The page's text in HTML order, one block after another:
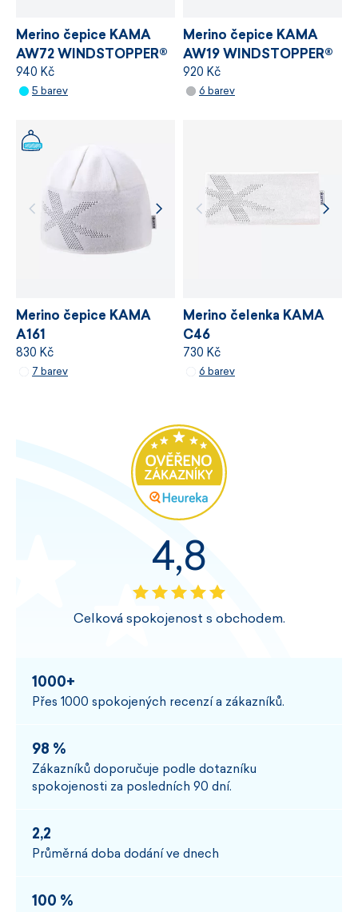
Merino čepice KAMA
AW72 WINDSTOPPER®
940 Kč
5 barev
Merino čepice KAMA
AW19 WINDSTOPPER®
920 Kč
6 barev
Merino čepice KAMA
A161
830 Kč
7 barev
Merino čelenka KAMA
C46
730 Kč
6 barev
4,8
Celková spokojenost s obchodem.
1000+
Přes 1000 spokojených recenzí a zákazníků.
98 %
Zákazníků doporučuje podle dotazníku
spokojenosti za posledních 90 dní.
2,2
Průměrná doba dodání ve dnech
100 %